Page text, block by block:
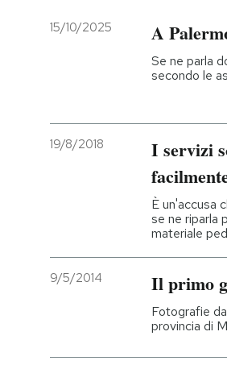
Politica
Economia
Ok
NEWSLETTER
15/10/2025 A
Se ne parla
secondo le
19/8/2018
I servizi
È un'accusa
se ne riparla
materiale
9/5/2014 Il primo
Fotografie
provincia di